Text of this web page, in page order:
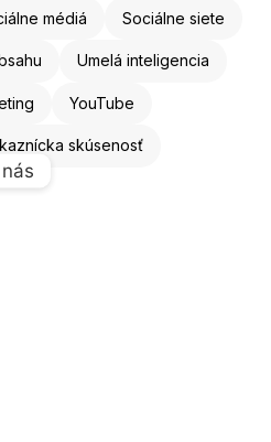
médiá Sociálne siete
Umelá inteligencia
YouTube
skúsenosť